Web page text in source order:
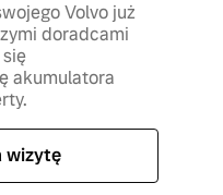
Volvo już
doradcami
akumulatora
wizytę